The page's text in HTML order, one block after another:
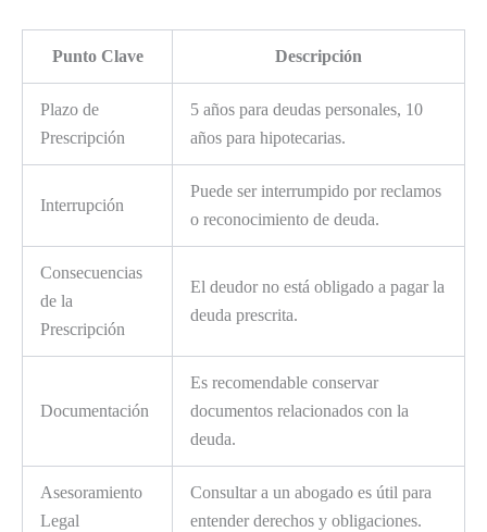
Punto Clave Descripción
Plazo de
Prescripción
5 años para deudas personales, 10
años para hipotecarias.
Interrupción
Puede ser interrumpido por reclamos
o reconocimiento de deuda.
Consecuencias
de la
Prescripción
El deudor no está obligado a pagar la
deuda prescrita.
Documentación
Es recomendable conservar
documentos relacionados con la
deuda.
Asesoramiento
Legal
Consultar a un abogado es útil para
entender derechos y obligaciones.